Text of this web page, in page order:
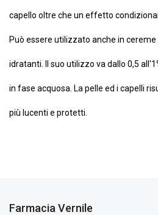
capello oltre che un effetto
Può essere utilizzato anche in cereme
idratanti. Il suo utilizzo va dallo 0,5
in fase acquosa. La pelle ed i capelli
più lucenti e protetti.
Farmacia Vernile